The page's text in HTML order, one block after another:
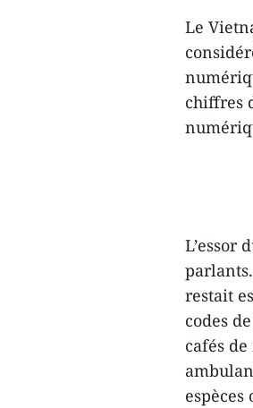
Le
chiffres
L’essor
restait
codes
cafés